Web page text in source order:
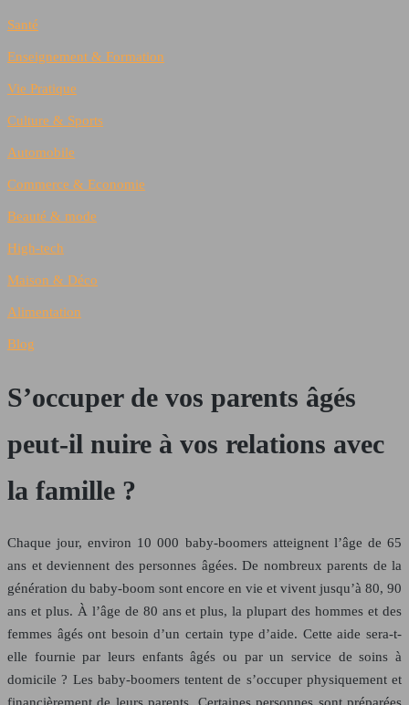
Santé
Enseignement & Formation
Vie Pratique
Culture & Sports
Automobile
Commerce & Economie
Beauté & mode
High-tech
Maison & Déco
Alimentation
Blog
S’occuper de vos parents âgés
peut-il nuire à vos relations avec
la famille ?
Chaque jour, environ 10 000 baby-boomers atteignent l’âge de 65
ans et deviennent des personnes âgées. De nombreux parents de la
génération du baby-boom sont encore en vie et vivent jusqu’à 80, 90
ans et plus. À l’âge de 80 ans et plus, la plupart des hommes et des
femmes âgés ont besoin d’un certain type d’aide. Cette aide sera-t-
elle fournie par leurs enfants âgés ou par un service de soins à
domicile ? Les baby-boomers tentent de s’occuper physiquement et